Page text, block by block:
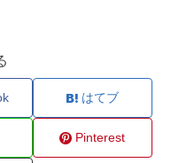
はてブ
Pinterest